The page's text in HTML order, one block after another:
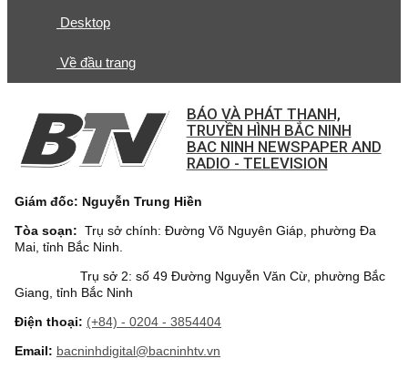
Desktop
Về đầu trang
BÁO VÀ PHÁT THANH,
TRUYỀN HÌNH BẮC NINH
BAC NINH NEWSPAPER AND
RADIO - TELEVISION
Giám đốc: Nguyễn Trung Hiền
Tòa soạn: Trụ sở chính: Đường Võ Nguyên Giáp, phường Đa
Mai, tỉnh Bắc Ninh.
Trụ sở 2: số 49 Đường Nguyễn Văn Cừ, phường Bắc
Giang, tỉnh Bắc Ninh
Điện thoại: (+84) - 0204 - 3854404
Email: bacninhdigital@bacninhtv.vn